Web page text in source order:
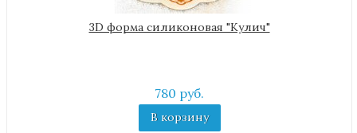
3D форма силиконовая "Кулич"
780 руб.
В корзину